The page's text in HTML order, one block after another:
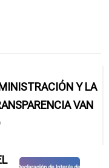
Y LA
VAN